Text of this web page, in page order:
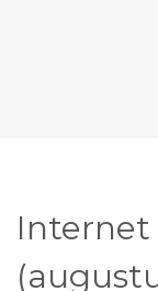
Internet